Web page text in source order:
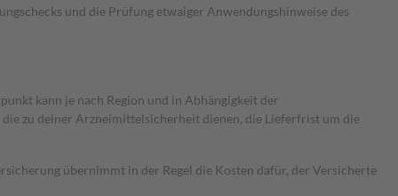
und die Prüfung etwaiger Anwendungshinweise des
kann je nach Region und in Abhängigkeit der
zu deiner Arzneimittelsicherheit dienen, die Lieferfrist um die
übernimmt in der Regel die Kosten dafür, der Versicherte